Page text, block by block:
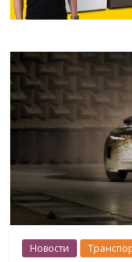
Новости